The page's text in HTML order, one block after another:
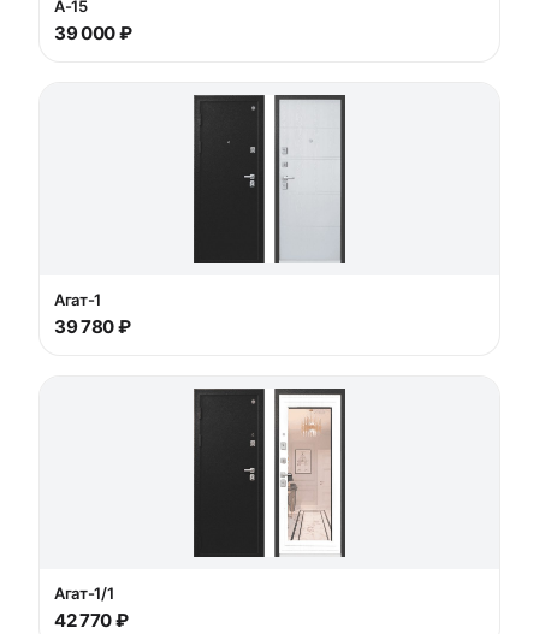
А-15
39 000 ₽
Агат-1
39 780 ₽
Агат-1/1
42 770 ₽